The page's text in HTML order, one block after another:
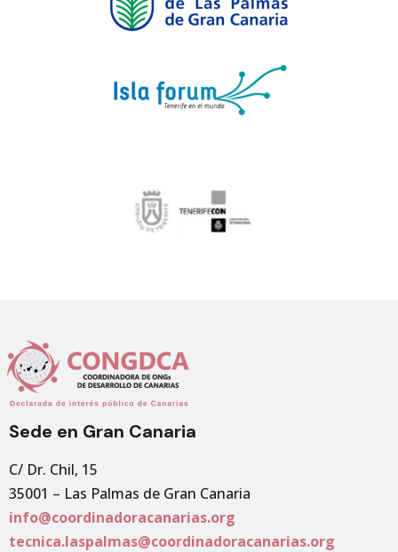
Sede en Gran Canaria
C/ Dr. Chil, 15
35001 – Las Palmas de Gran Canaria
info@coordinadoracanarias.org
tecnica.laspalmas@coordinadoracanarias.org